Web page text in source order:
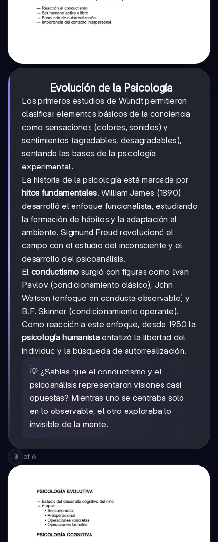
Evolución de la Psicología
Los primeros estudios de Wundt permitieron
clasificar elementos básicos de la conciencia
como sensaciones (colores, sonidos) y
sentimientos (agradables, desagradables),
sentando las bases de la psicología
experimental.
La historia de la psicología está marcada por
hitos fundamentales. William James (1890)
desarrolló el enfoque funcionalista, estudiando
la formación de hábitos y la adaptación al
ambiente. Sigmund Freud revolucionó el
campo con el estudio del inconsciente y el
desarrollo del psicoanálisis.
El conductismo surgió con figuras como Iván
Pavlov (condicionamiento clásico), John
Watson (enfoque en conducta observable) y
B.F. Skinner (condicionamiento operante).
Como reacción a este enfoque, desde 1950 la
psicología humanista enfatizó la libertad del
individuo y la búsqueda de autorrealización.
💡 ¿Sabías que el conductismo y el
psicoanálisis representaron visiones casi
opuestas? Mientras uno se centraba solo
en lo observable, el otro exploraba lo
invisible de la mente.
3 of 6